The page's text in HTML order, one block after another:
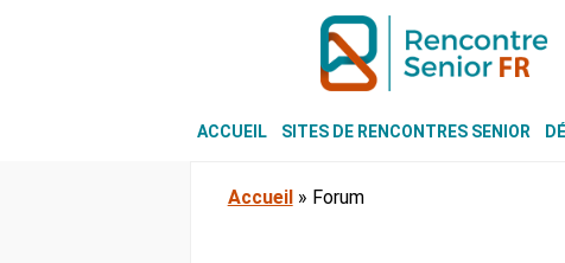
ACCUEIL SITES DE RENCONTRES SENIOR
Accueil » Forum